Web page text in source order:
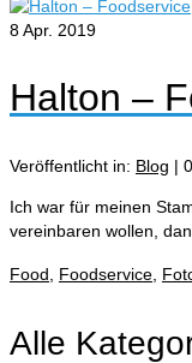
8Apr. 2019
Halton –
Veröffentlicht in: Blog | 0
Ich war für meinen
vereinbaren wollen,
Food Foodservice
Alle